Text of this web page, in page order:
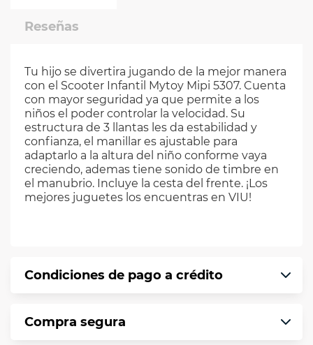
Reseñas
Tu hijo se divertira jugando de la mejor manera
con el Scooter Infantil Mytoy Mipi 5307. Cuenta
con mayor seguridad ya que permite a los
niños el poder controlar la velocidad. Su
estructura de 3 llantas les da estabilidad y
confianza, el manillar es ajustable para
adaptarlo a la altura del niño conforme vaya
creciendo, ademas tiene sonido de timbre en
el manubrio. Incluye la cesta del frente. ¡Los
mejores juguetes los encuentras en VIU!
Condiciones de pago a crédito
puntualmente. Al finalizar tu compra generas
Compra segura